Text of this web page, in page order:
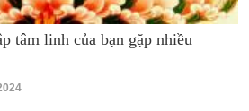
tâm linh của bạn gặp nhiều